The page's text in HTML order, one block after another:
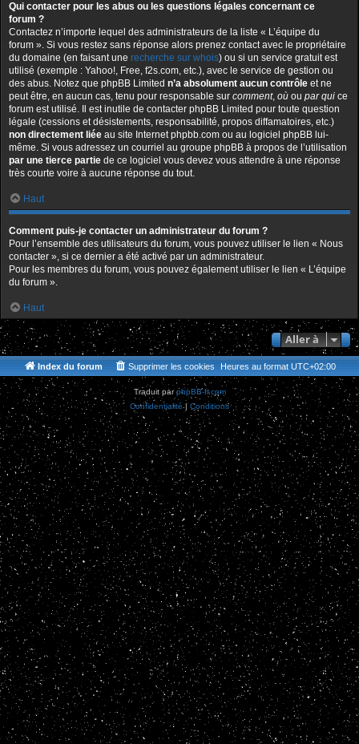
Qui contacter pour les abus ou les questions légales concernant ce
forum ?
Contactez n’importe lequel des administrateurs de la liste « L’équipe du
forum ». Si vous restez sans réponse alors prenez contact avec le propriétaire
du domaine (en faisant une recherche sur whois) ou si un service gratuit est
utilisé (exemple : Yahoo!, Free, f2s.com, etc.), avec le service de gestion ou
des abus. Notez que phpBB Limited n’a absolument aucun contrôle et ne
peut être, en aucun cas, tenu pour responsable sur comment, où ou par qui ce
forum est utilisé. Il est inutile de contacter phpBB Limited pour toute question
légale (cessions et désistements, responsabilité, propos diffamatoires, etc.)
non directement liée au site Internet phpbb.com ou au logiciel phpBB lui-
même. Si vous adressez un courriel au groupe phpBB à propos de l’utilisation
par une tierce partie de ce logiciel vous devez vous attendre à une réponse
très courte voire à aucune réponse du tout.
Haut
Comment puis-je contacter un administrateur du forum ?
Pour l’ensemble des utilisateurs du forum, vous pouvez utiliser le lien « Nous
contacter », si ce dernier a été activé par un administrateur.
Pour les membres du forum, vous pouvez également utiliser le lien « L’équipe
du forum ».
Haut
Aller à
Index du forum Heures au format UTC+02:00
Supprimer les cookies
Traduit parphpBB-fr.com
Confidentialité|Conditions